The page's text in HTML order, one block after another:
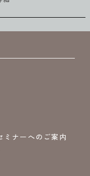
ミナーへのご案内